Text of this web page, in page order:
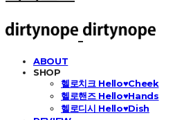
ABOUT
SHOP
헬로치크 Hello♥Cheek
헬로핸즈 Hello♥Hands
헬로디시 Hello♥Dish